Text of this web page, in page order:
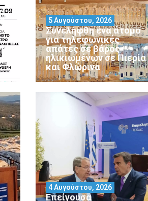
Συνελήφθη ένα άτομο
για τηλεφωνικές
απάτες σε βάρος
ηλικιωμένων σε Πιερία
και Φλώρινα
5 Αυγούστου, 2026
Επείγουσα
4 Αυγούστου, 2026